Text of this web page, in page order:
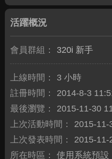
活躍概況
會員群組： 320i 新手
上線時間：
3 小時
註冊時間：
2014-8-3
最後瀏覽：
2015-11-30
上次活動時間：
2015-11-
上次發表時間：
2015-11-
所在時區：
使用系統預設